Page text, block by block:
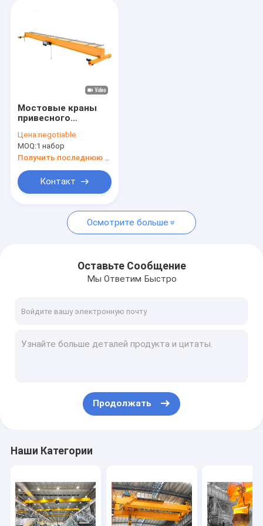
Мостовые краны
привесного
надземные
промышленные за
исключением вашей
руки
Цена:negotiable
MOQ:1 набор
Контакт
Осмотрите больше
Оставьте Сообщение
Мы Ответим Быстро
Продолжать
Наши Категории